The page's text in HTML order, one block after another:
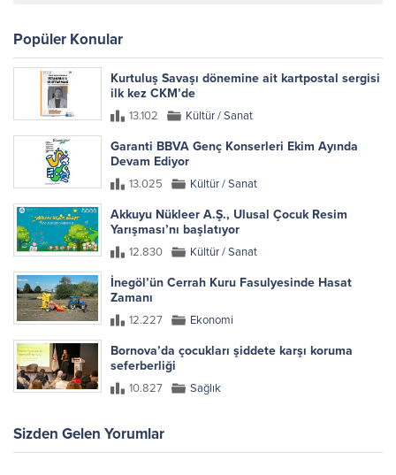
Popüler Konular
Kurtuluş Savaşı dönemine ait kartpostal sergisi
ilk kez CKM’de
13.102 Kültür / Sanat
Garanti BBVA Genç Konserleri Ekim Ayında
Devam Ediyor
13.025 Kültür / Sanat
Akkuyu Nükleer A.Ş., Ulusal Çocuk Resim
Yarışması’nı başlatıyor
12.830 Kültür / Sanat
İnegöl’ün Cerrah Kuru Fasulyesinde Hasat
Zamanı
12.227 Ekonomi
Bornova’da çocukları şiddete karşı koruma
seferberliği
10.827 Sağlık
Sizden Gelen Yorumlar